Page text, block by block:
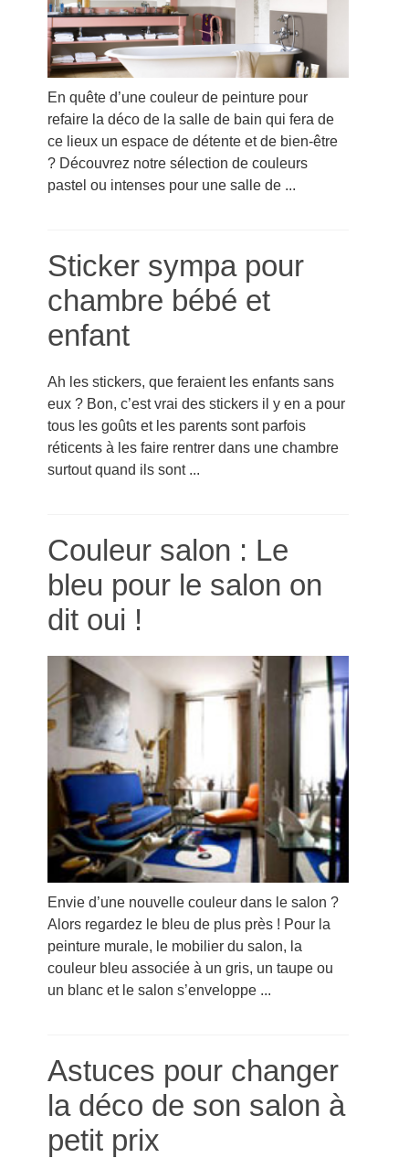
En quête d’une couleur de peinture pour
refaire la déco de la salle de bain qui fera de
ce lieux un espace de détente et de bien-être
? Découvrez notre sélection de couleurs
pastel ou intenses pour une salle de ...
Sticker sympa pour
chambre bébé et
enfant
Ah les stickers, que feraient les enfants sans
eux ? Bon, c’est vrai des stickers il y en a pour
tous les goûts et les parents sont parfois
réticents à les faire rentrer dans une chambre
surtout quand ils sont ...
Couleur salon : Le
bleu pour le salon on
dit oui !
Envie d’une nouvelle couleur dans le salon ?
Alors regardez le bleu de plus près ! Pour la
peinture murale, le mobilier du salon, la
couleur bleu associée à un gris, un taupe ou
un blanc et le salon s’enveloppe ...
Astuces pour changer
la déco de son salon à
petit prix